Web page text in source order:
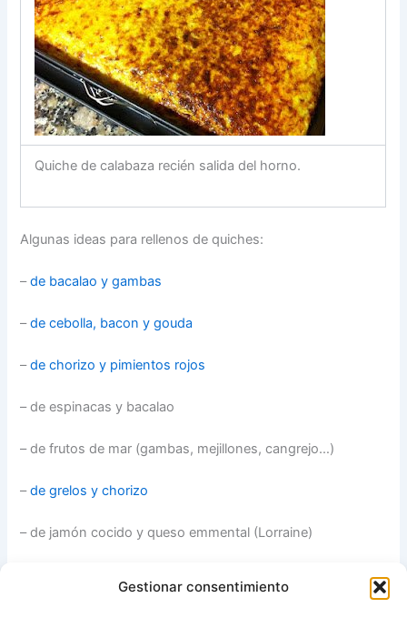
Gestionar consentimiento
Quiche de calabaza recién salida del horno.
Algunas ideas para rellenos de quiches:
–de bacalao y gambas
–de cebolla, bacon y gouda
–de chorizo y pimientos rojos
– de espinacas y bacalao
– de frutos de mar (gambas, mejillones, cangrejo…)
–de grelos y chorizo
– de jamón cocido y queso emmental (Lorraine)